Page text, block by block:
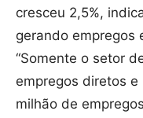
cresceu 2,5%,
gerando empregos
“Somente o setor
empregos diretos
milhão de